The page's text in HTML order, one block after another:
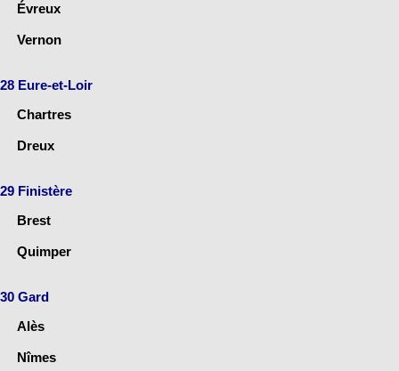
Évreux
Vernon
28 Eure-et-Loir
Chartres
Dreux
29 Finistère
Brest
Quimper
30 Gard
Alès
Nîmes